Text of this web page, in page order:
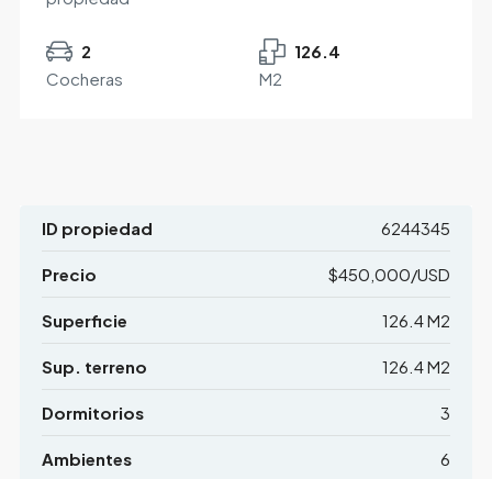
2
Cocheras
126.4
M2
ID propiedad 6244345
Precio $450,000/USD
Superficie 126.4 M2
Sup. terreno 126.4 M2
Dormitorios 3
Ambientes 6